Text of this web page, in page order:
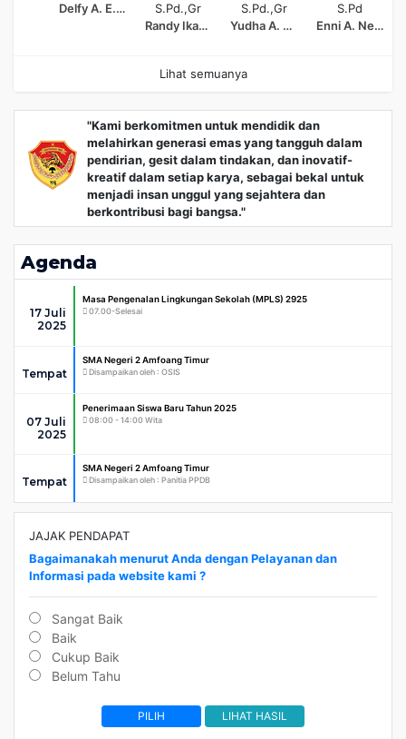
Delfy A. E. Oy, S.Pd
Randy Ikas, S.Pd.,Gr
Yudha A. Pratama, S.Pd.,Gr Enni A. Nepa Rassi, S.Pd
Lihat semuanya
"Kami berkomitmen untuk mendidik dan
melahirkan generasi emas yang tangguh dalam
pendirian, gesit dalam tindakan, dan inovatif-
kreatif dalam setiap karya, sebagai bekal untuk
menjadi insan unggul yang sejahtera dan
berkontribusi bagi bangsa."
Agenda
17 Juli
2025
Masa Pengenalan Lingkungan Sekolah (MPLS) 2925
07.00-Selesai
Tempat
SMA Negeri 2 Amfoang Timur
Disampaikan oleh : OSIS
07 Juli
2025
Penerimaan Siswa Baru Tahun 2025
08:00 - 14:00 Wita
Tempat
SMA Negeri 2 Amfoang Timur
Disampaikan oleh : Panitia PPDB
JAJAK PENDAPAT
Bagaimanakah menurut Anda dengan Pelayanan dan
Informasi pada website kami ?
Sangat Baik
Baik
Cukup Baik
Belum Tahu